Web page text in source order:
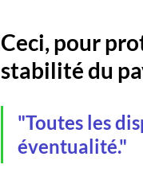
Ceci, pour
stabilité du
"Toutes les
éventualité."